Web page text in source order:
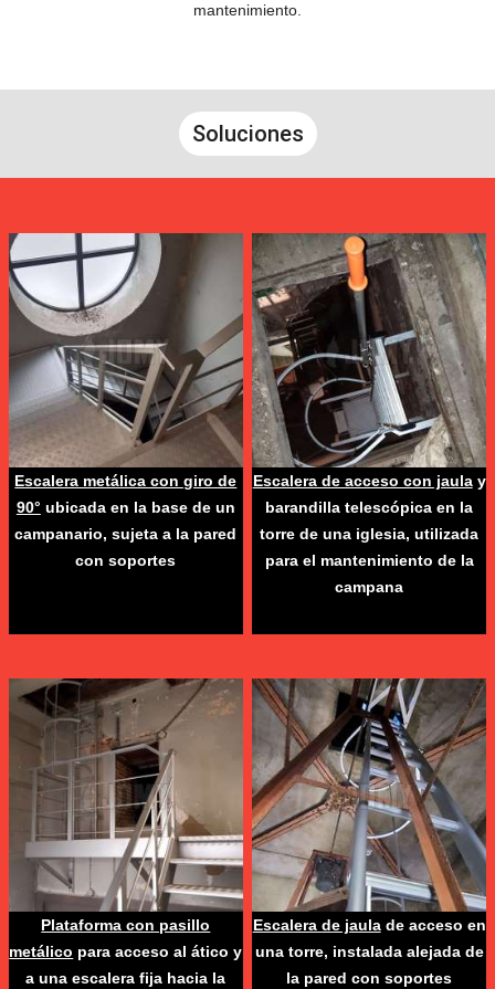
mantenimiento.
Soluciones
Escalera metálica con giro de
90° ubicada en la base de un
campanario, sujeta a la pared
con soportes
Escalera de acceso con jaulay
barandilla telescópica en la
torre de una iglesia, utilizada
para el mantenimiento de la
campana
Plataforma con pasillo
metálico para acceso al ático y
a una escalera fija hacia la
Escalera de jaulade acceso en
una torre, instalada alejada de
la pared con soportes